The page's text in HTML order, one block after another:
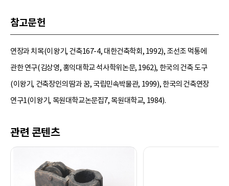
참고문헌
연장과 치목(이왕기, 건축167-4, 대한건축학회, 1992), 조선조 먹통에
관한 연구(김상영, 홍익대학교 석사학위논문, 1962), 한국의 건축 도구
(이왕기, 건축장인의 땀과 꿈, 국립민속박물관, 1999), 한국의 건축연장
연구1(이왕기, 목원대학교논문집7, 목원대학교, 1984).
관련 콘텐츠